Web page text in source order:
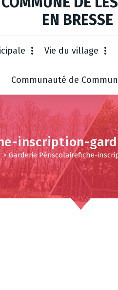
EN BRESSE
Vie du village
Communauté de
inscription-
Garderie Périscolairefiche-